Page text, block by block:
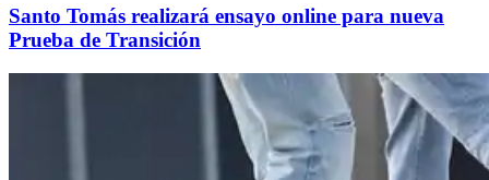
Santo Tomás realizará ensayo online para nueva
Prueba de Transición